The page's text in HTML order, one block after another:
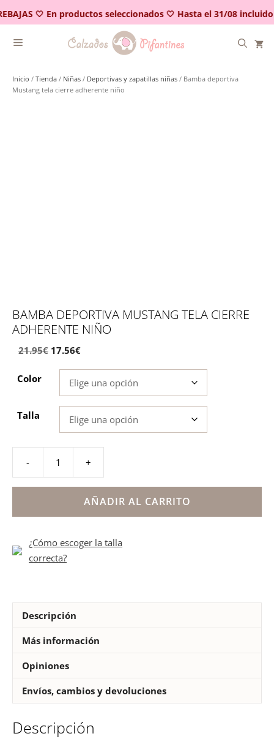
🤍 En productos seleccionados 🤍 Hasta el 31/08 incluido
al
contenido
Inicio / Tienda / Niñas / Deportivas y zapatillas niñas / Bamba deportiva
Mustang tela cierre adherente niño
BAMBA DEPORTIVA MUSTANG TELA CIERRE
ADHERENTE NIÑO
21.95€ El
original
era:
17.56€El
actual
es:
Color
Talla
-
deportiva
Mustang
tela
adherente
+
AÑADIR AL CARRITO
¿Cómo escoger la talla
correcta?
Descripción
Más información
Opiniones
Envíos, cambios y devoluciones
Descripción